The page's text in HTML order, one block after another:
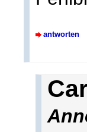
antworten